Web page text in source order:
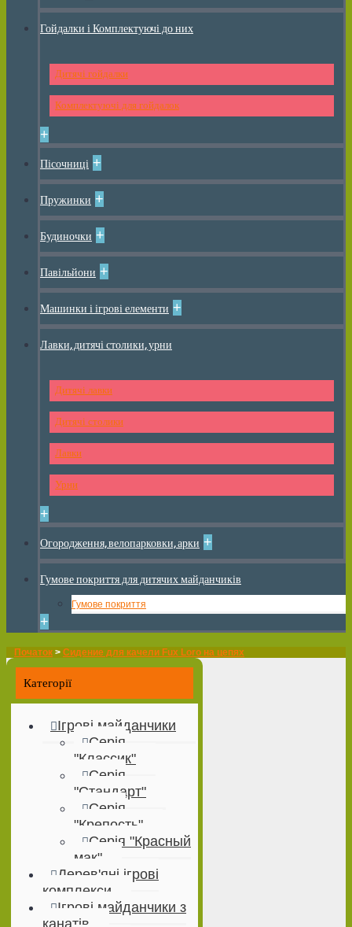
Гойдалки і Комплектуючі до них
Дитячі гойдалки
Комплектуючі для гойдалок
+
Пісочниці +
Пружинки +
Будиночки +
Павільйони +
Машинки і ігрові елементи +
Лавки, дитячі столики, урни
Дитячі лавки
Дитячі столики
Лавки
Урни
+
Огородження, велопарковки, арки +
Гумове покриття для дитячих майданчиків
Гумове покриття
+
Початок > Сидение для качели Fux Loro на цепях
Категорії
Ігрові майданчики
Серія
"Классик"
Серія
"Стандарт"
Серія
"Крепость"
Серія "Красный
мак"
Дерев'яні ігрові
комплекси
Ігрові майданчики з
канатів